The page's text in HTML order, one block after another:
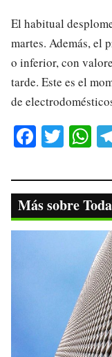
El habitual
martes. Además, el
o inferior, con
tarde. Este es el
de
Fa
bo
ok
T
tte
r
W
ts
A
Más sobre